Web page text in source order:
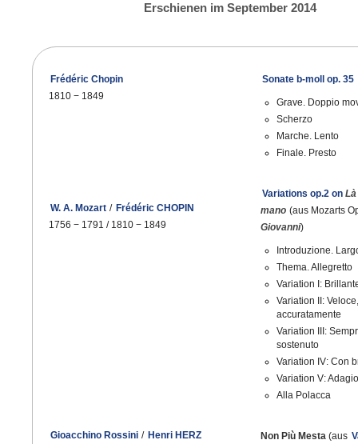
Erschienen im September 2014
Frédéric Chopin
1810 − 1849
W. A. Mozart / Frédéric CHOPIN
1756 − 1791 / 1810 − 1849
Gioacchino Rossini / Henri HERZ
Sonate b-moll op. 35
Grave. Doppio
Scherzo
Marche. Lento
Finale. Presto
Variations op.2 on
mano (aus Mozarts
Giovanni)
Introduzione.
Thema. Allegretto
Variation I:
Variation II:
accuratamente
Variation III:
sostenuto
Variation IV: Con
Variation V: Adagio
Alla Polacca
Non Più Mesta(aus